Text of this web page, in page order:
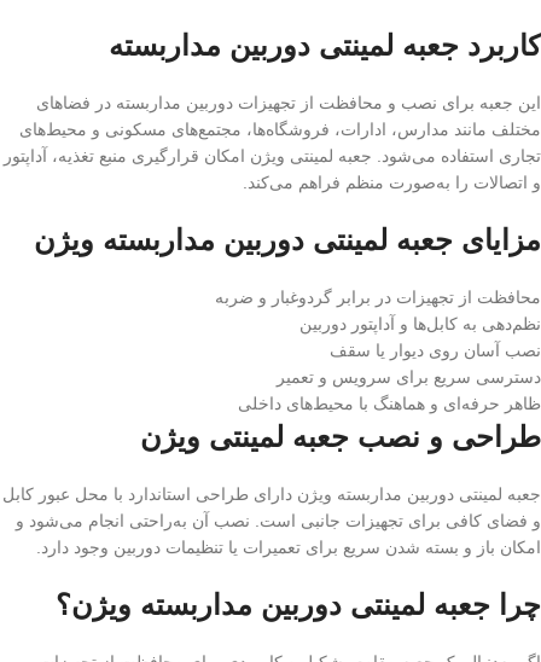
کاربرد جعبه لمینتی دوربین مداربسته
این جعبه برای نصب و محافظت از تجهیزات دوربین مداربسته در فضاهای
مختلف مانند مدارس، ادارات، فروشگاه‌ها، مجتمع‌های مسکونی و محیط‌های
تجاری استفاده می‌شود. جعبه لمینتی ویژن امکان قرارگیری منبع تغذیه، آداپتور
و اتصالات را به‌صورت منظم فراهم می‌کند.
مزایای جعبه لمینتی دوربین مداربسته ویژن
محافظت از تجهیزات در برابر گردوغبار و ضربه
نظم‌دهی به کابل‌ها و آداپتور دوربین
نصب آسان روی دیوار یا سقف
دسترسی سریع برای سرویس و تعمیر
ظاهر حرفه‌ای و هماهنگ با محیط‌های داخلی
طراحی و نصب جعبه لمینتی ویژن
جعبه لمینتی دوربین مداربسته ویژن دارای طراحی استاندارد با محل عبور کابل
و فضای کافی برای تجهیزات جانبی است. نصب آن به‌راحتی انجام می‌شود و
امکان باز و بسته شدن سریع برای تعمیرات یا تنظیمات دوربین وجود دارد.
چرا جعبه لمینتی دوربین مداربسته ویژن؟